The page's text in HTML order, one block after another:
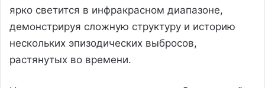
ярко светится в инфракрасном диапазоне,
демонстрируя сложную структуру и историю
нескольких эпизодических выбросов,
растянутых во времени.